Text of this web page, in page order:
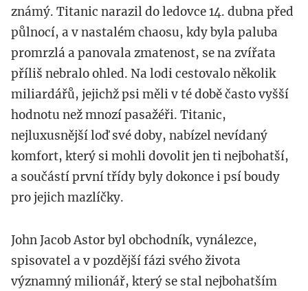
známý. Titanic narazil do ledovce 14. dubna před
půlnocí, a v nastalém chaosu, kdy byla paluba
promrzlá a panovala zmatenost, se na zvířata
příliš nebralo ohled. Na lodi cestovalo několik
miliardářů, jejichž psi měli v té době často vyšší
hodnotu než mnozí pasažéři. Titanic,
nejluxusnější loď své doby, nabízel nevídaný
komfort, který si mohli dovolit jen ti nejbohatší,
a součástí první třídy byly dokonce i psí boudy
pro jejich mazlíčky.
John Jacob Astor byl obchodník, vynálezce,
spisovatel a v pozdější fázi svého života
významný milionář, který se stal nejbohatším